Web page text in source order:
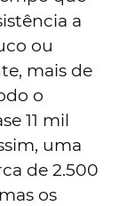
a
ou
mais de
o
11 mil
uma
de 2.500
os